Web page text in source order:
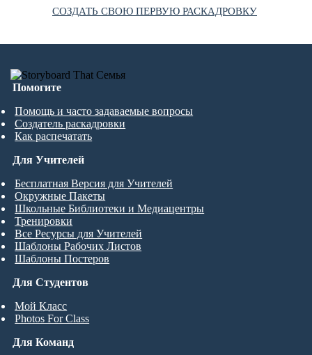
СОЗДАТЬ СВОЮ ПЕРВУЮ РАСКАДРОВКУ
Помогите
Помощь и часто задаваемые вопросы
Создатель раскадровки
Как распечатать
Для Студентов
Мой Класс
Photos For Class
Для Учителей
Бесплатная Версия для Учителей
Окружные Пакеты
Школьные Библиотеки и Медиацентры
Тренировки
Все Ресурсы для Учителей
Шаблоны Рабочих Листов
Шаблоны Постеров
Для Команд